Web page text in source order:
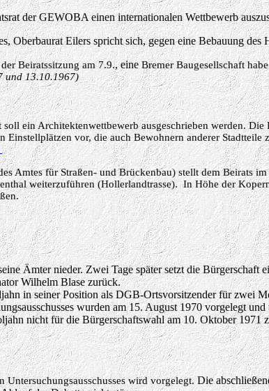
der GEWOBA einen internationalen Wettbewerb
Oberbaurat Eilers spricht sich, gegen eine Bebauung des
Beiratssitzung am 7.9.,eine Bremer Baugesellschaft
und 13.10.1967)
ein Architektenwettbewerb ausgeschrieben werden.
Einstellplätzen vor, die auch Bewohnern anderer
Amtes für Straßen- und Brückenbau) stellt dem Beirats
weiterzuführen (Hollerlandtrasse). In Höhe der
Ämter nieder. Zwei Tage später setzt die Bürgerschaft
Wilhelm Blase zurück.
in seiner Position als DGB-Ortsvorsitzender für zwei
wurden am 15. August 1970 vorgelegt
nicht für die Bürgerschaftswahl am 10. Oktober 1971
Untersuchungsausschusses wird vorgelegt. Die